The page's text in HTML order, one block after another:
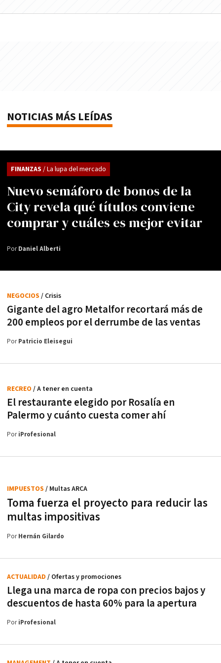
NOTICIAS MÁS LEÍDAS
Nuevo semáforo de bonos de la
City revela qué títulos conviene
comprar y cuáles es mejor evitar
FINANZAS / La lupa del mercado
PorDaniel Alberti
Gigante del agro Metalfor recortará más de
200 empleos por el derrumbe de las ventas
NEGOCIOS / Crisis
PorPatricio Eleisegui
El restaurante elegido por Rosalía en
Palermo y cuánto cuesta comer ahí
RECREO / A tener en cuenta
PoriProfesional
Toma fuerza el proyecto para reducir las
multas impositivas
IMPUESTOS / Multas ARCA
PorHernán Gilardo
Llega una marca de ropa con precios bajos y
descuentos de hasta 60% para la apertura
ACTUALIDAD / Ofertas y promociones
PoriProfesional